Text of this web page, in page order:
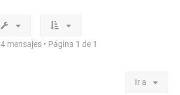
4 mensajes • Página 1 de 1
Ir a